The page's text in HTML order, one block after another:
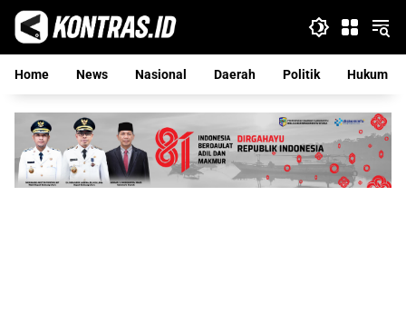
Langsung
konten
Home
News Nasional Daerah Politik Hukum